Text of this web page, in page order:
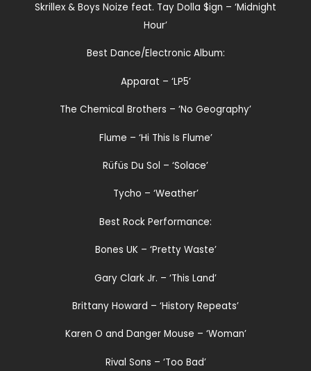
Skrillex & Boys Noize feat. Tay Dolla $ign – ‘Midnight
Hour’
Best Dance/Electronic Album:
Apparat – ‘LP5’
The Chemical Brothers – ‘No Geography’
Flume – ‘Hi This Is Flume’
Rüfüs Du Sol – ‘Solace’
Tycho – ‘Weather’
Best Rock Performance:
Bones UK – ‘Pretty Waste’
Gary Clark Jr. – ‘This Land’
Brittany Howard – ‘History Repeats’
Karen O and Danger Mouse – ‘Woman’
Rival Sons – ‘Too Bad’